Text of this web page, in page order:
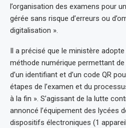
l’organisation des examens pour
gérée sans risque d’erreurs ou
digitalisation ».
Il a précisé que le ministère
méthode numérique permettant
d’un identifiant et d’un code QR
étapes de l’examen et du
à la fin ». S’agissant de la lutte
annoncé l’équipement des lycées
dispositifs électroniques (1